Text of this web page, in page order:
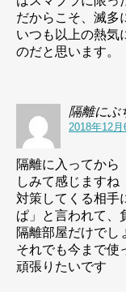
だからこそ、滅多
いつも以上の熱気
のだと思います。
隔離にぶ
2018年12
隔離に入ってから
しみて感じますね
対策してくる相手
ぱ」と言われて、
隔離部屋だけでし
それでも今まで使
頑張りたいです